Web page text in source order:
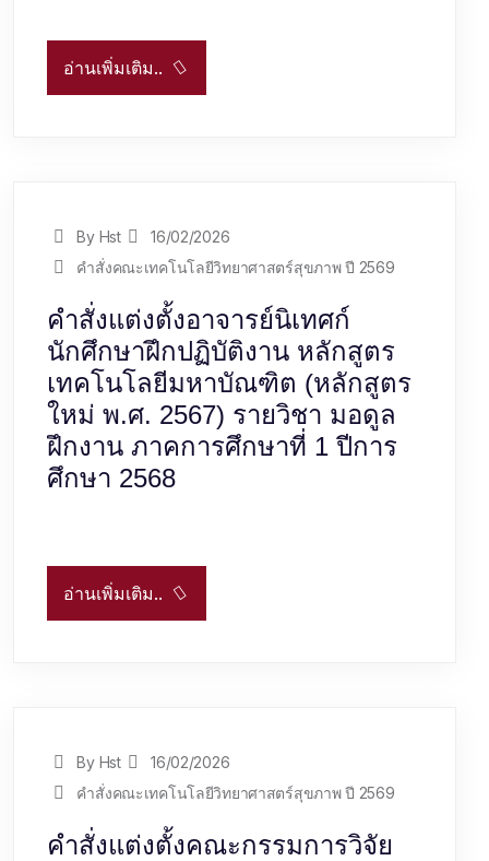
อ่านเพิ่มเติม..
By Hst
16/02/2026
คำสั่งคณะเทคโนโลยีวิทยาศาสตร์สุขภาพ ปี 2569
คำสั่งแต่งตั้งอาจารย์นิเทศก์
นักศึกษาฝึกปฏิบัติงาน หลักสูตร
เทคโนโลยีมหาบัณฑิต (หลักสูตร
ใหม่ พ.ศ. 2567) รายวิชา มอดูล
ฝึกงาน ภาคการศึกษาที่ 1 ปีการ
ศึกษา 2568
อ่านเพิ่มเติม..
By Hst
16/02/2026
คำสั่งคณะเทคโนโลยีวิทยาศาสตร์สุขภาพ ปี 2569
คำสั่งแต่งตั้งคณะกรรมการวิจัย